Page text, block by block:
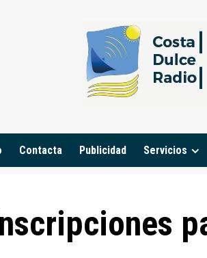
Contacta Publicidad Servicios